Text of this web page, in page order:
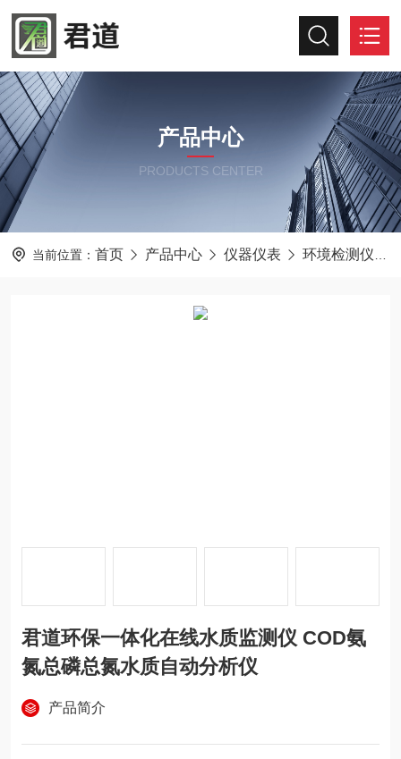
产品中心
PRODUCTS CENTER
当前位置： 首页 产品中心 仪器仪表 环境检测仪器
君道环保一体化在线水质监测仪 COD氨
氮总磷总氮水质自动分析仪
产品简介